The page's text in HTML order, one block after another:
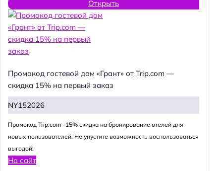
Открыть
Промокод гостевой дом «Грант» от Trip.com —
скидка 15% на первый заказ
NY152026
Промокод Trip.com -15% скидка на бронирование отелей для
новых пользователей. Не упустите возможность воспользоваться
выгодой!
На сайт